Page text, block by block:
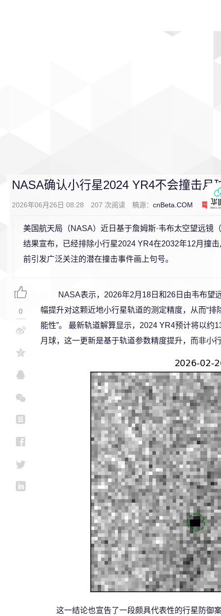
NASA确认小行星2024 YR4不会撞击月
2026年06月26日 08:28 207 次阅读 稿源： cnBeta.COM 0
美国航天局（NASA）近日基于詹姆斯·韦布太空望远镜
结果宣布，已经排除小行星2024 YR4在2032年12月撞
前引发广泛关注的潜在撞击事件画上句号。
NASA表示，2026年2月18日和26日由韦布望
幅提升对这颗近地小行星轨道的测定精度，从而“
能性”。 最新轨道解算显示，2024 YR4预计将以约
月球，这一更新是基于轨道参数精度提升，而非小
这一结论也宣告了一段颇具代表性的行星防御
0